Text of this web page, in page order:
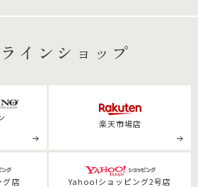
インショップ
楽天市場店
グ店 Yahoo!ショッピング2号店